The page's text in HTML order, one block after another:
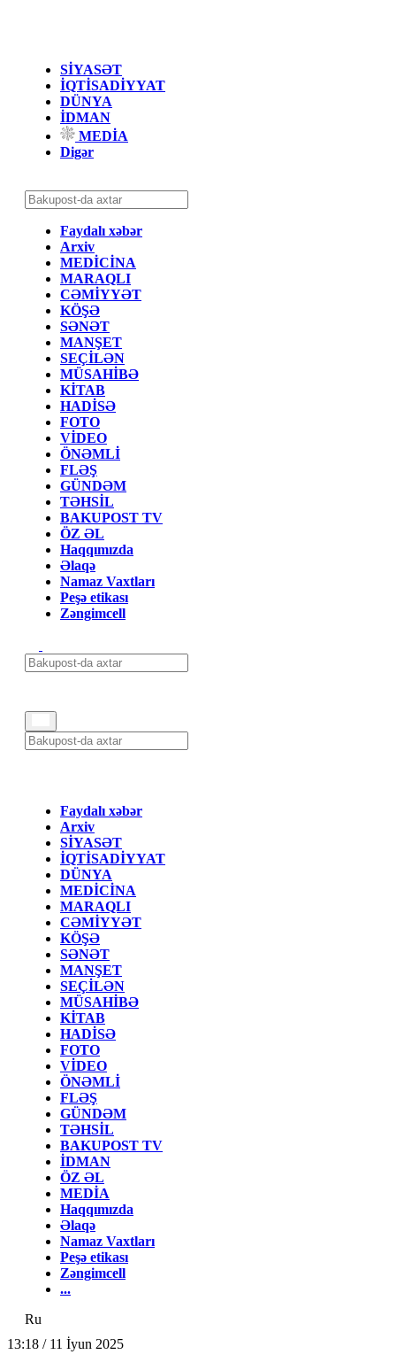
SİYASƏT
İQTİSADİYYAT
DÜNYA
İDMAN
MEDİA
Digər
Faydalı xəbər
Arxiv
MEDİCİNA
MARAQLI
CƏMİYYƏT
KÖŞƏ
SƏNƏT
MANŞET
SEÇİLƏN
MÜSAHİBƏ
KİTAB
HADİSƏ
FOTO
VİDEO
ÖNƏMLİ
FLƏŞ
GÜNDƏM
TƏHSİL
BAKUPOST TV
ÖZ ƏL
Haqqımızda
Əlaqə
Namaz Vaxtları
Peşə etikası
Zəngimcell
Faydalı xəbər
Arxiv
SİYASƏT
İQTİSADİYYAT
DÜNYA
MEDİCİNA
MARAQLI
CƏMİYYƏT
KÖŞƏ
SƏNƏT
MANŞET
SEÇİLƏN
MÜSAHİBƏ
KİTAB
HADİSƏ
FOTO
VİDEO
ÖNƏMLİ
FLƏŞ
GÜNDƏM
TƏHSİL
BAKUPOST TV
İDMAN
ÖZ ƏL
MEDİA
Haqqımızda
Əlaqə
Namaz Vaxtları
Peşə etikası
Zəngimcell
...
Ru
13:18 / 11 İyun 2025